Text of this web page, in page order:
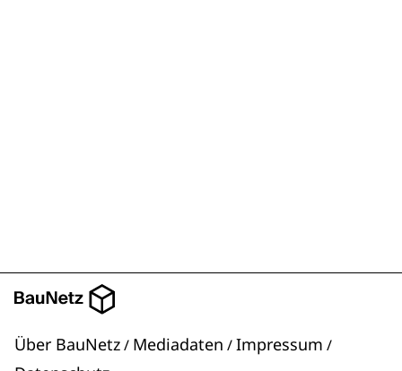
Über BauNetz/ Mediadaten /Impressum /